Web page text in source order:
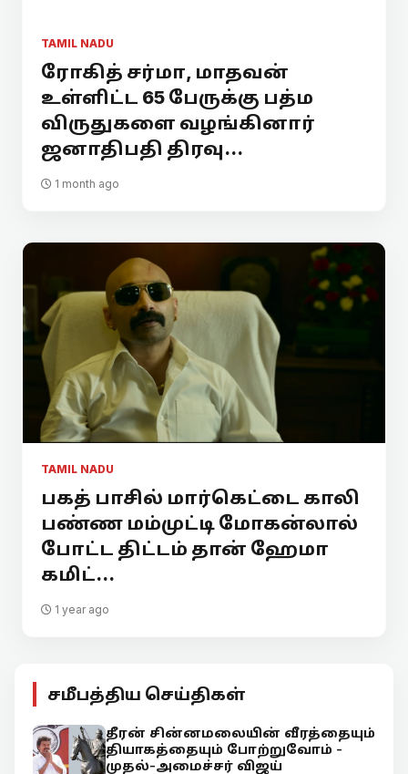
TAMIL NADU
ரோகித் சர்மா, மாதவன்
உள்ளிட்ட 65 பேருக்கு பத்ம
விருதுகளை வழங்கினார்
ஜனாதிபதி திரவு...
1 month ago
TAMIL NADU
பகத் பாசில் மார்கெட்டை காலி
பண்ண மம்முட்டி மோகன்லால்
போட்ட திட்டம் தான் ஹேமா
கமிட்...
1 year ago
சமீபத்திய செய்திகள்
தீரன் சின்னமலையின் வீரத்தையும்
தியாகத்தையும் போற்றுவோம் -
முதல்-அமைச்சர் விஜய்